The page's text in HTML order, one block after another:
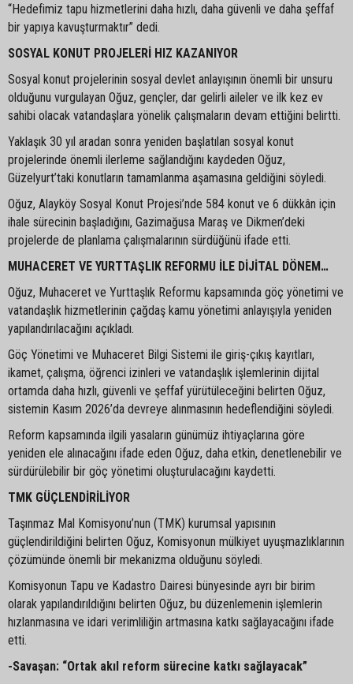
“Hedefimiz tapu hizmetlerini daha hızlı, daha güvenli ve daha şeffaf
bir yapıya kavuşturmaktır” dedi.
SOSYAL KONUT PROJELERİ HIZ KAZANIYOR
Sosyal konut projelerinin sosyal devlet anlayışının önemli bir unsuru
olduğunu vurgulayan Oğuz, gençler, dar gelirli aileler ve ilk kez ev
sahibi olacak vatandaşlara yönelik çalışmaların devam ettiğini belirtti.
Yaklaşık 30 yıl aradan sonra yeniden başlatılan sosyal konut
projelerinde önemli ilerleme sağlandığını kaydeden Oğuz,
Güzelyurt’taki konutların tamamlanma aşamasına geldiğini söyledi.
Oğuz, Alayköy Sosyal Konut Projesi’nde 584 konut ve 6 dükkân için
ihale sürecinin başladığını, Gazimağusa Maraş ve Dikmen’deki
projelerde de planlama çalışmalarının sürdüğünü ifade etti.
MUHACERET VE YURTTAŞLIK REFORMU İLE DİJİTAL DÖNEM…
Oğuz, Muhaceret ve Yurttaşlık Reformu kapsamında göç yönetimi ve
vatandaşlık hizmetlerinin çağdaş kamu yönetimi anlayışıyla yeniden
yapılandırılacağını açıkladı.
Göç Yönetimi ve Muhaceret Bilgi Sistemi ile giriş-çıkış kayıtları,
ikamet, çalışma, öğrenci izinleri ve vatandaşlık işlemlerinin dijital
ortamda daha hızlı, güvenli ve şeffaf yürütüleceğini belirten Oğuz,
sistemin Kasım 2026’da devreye alınmasının hedeflendiğini söyledi.
Reform kapsamında ilgili yasaların günümüz ihtiyaçlarına göre
yeniden ele alınacağını ifade eden Oğuz, daha etkin, denetlenebilir ve
sürdürülebilir bir göç yönetimi oluşturulacağını kaydetti.
TMK GÜÇLENDİRİLİYOR
Taşınmaz Mal Komisyonu’nun (TMK) kurumsal yapısının
güçlendirildiğini belirten Oğuz, Komisyonun mülkiyet uyuşmazlıklarının
çözümünde önemli bir mekanizma olduğunu söyledi.
Komisyonun Tapu ve Kadastro Dairesi bünyesinde ayrı bir birim
olarak yapılandırıldığını belirten Oğuz, bu düzenlemenin işlemlerin
hızlanmasına ve idari verimliliğin artmasına katkı sağlayacağını ifade
etti.
-Savaşan: “Ortak akıl reform sürecine katkı sağlayacak”